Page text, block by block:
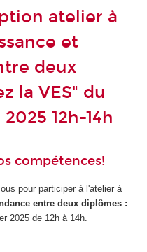
atelier à
et
deux
la VES" du
12h-14h
compétences!
pour participer à l'atelier à
entre deux diplômes :
2025 de 12h à 14h.